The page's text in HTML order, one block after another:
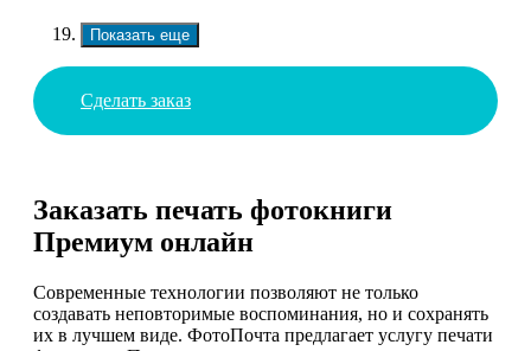
Показать еще
Сделать заказ
Заказать печать фотокниги
Премиум онлайн
Современные технологии позволяют не только
создавать неповторимые воспоминания, но и сохранять
их в лучшем виде. ФотоПочта предлагает услугу печати